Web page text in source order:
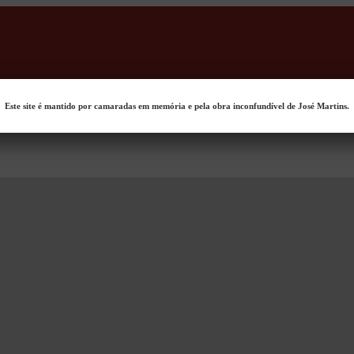
Este site é mantido por camaradas em memória e pela obra inconfundível de José Martins.